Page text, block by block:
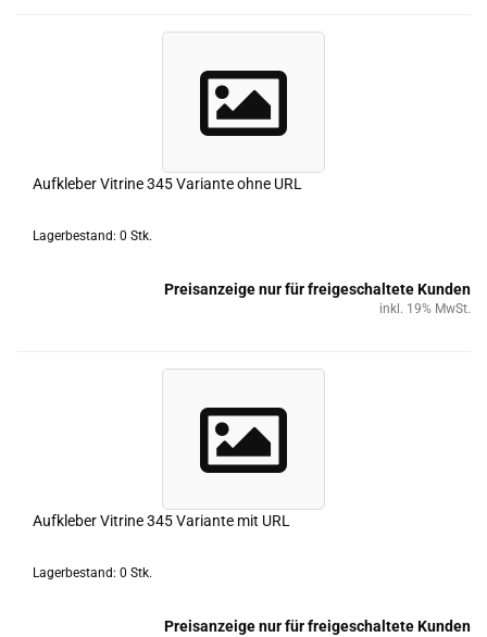
Auf­kle­ber Vi­tri­ne 345 Va­ri­an­te ohne URL
Lagerbestand: 0 Stk.
Preisanzeige nur für freigeschaltete Kunden
inkl. 19% MwSt.
Auf­kle­ber Vi­tri­ne 345 Va­ri­an­te mit URL
Lagerbestand: 0 Stk.
Preisanzeige nur für freigeschaltete Kunden